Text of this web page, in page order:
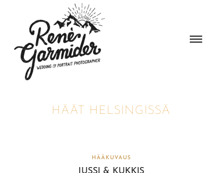
HÄÄT HELSINGISSÄ
HÄÄKUVAUS